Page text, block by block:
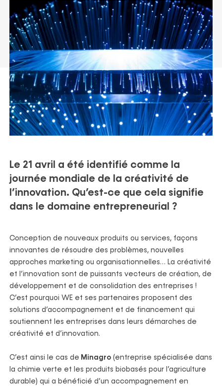
ESG
actualités
publications
Le 21 avril a été identifié comme la
journée mondiale de la créativité de
l’innovation. Qu’est-ce que cela signifie
dans le domaine entrepreneurial ?
Conception de nouveaux produits ou services, façons
innovantes de résoudre des problèmes, nouvelles
approches marketing ou organisationnelles… La créativité
et l’innovation sont de puissants vecteurs de création, de
développement et de consolidation des entreprises !
C’est pourquoi WE et ses partenaires proposent des
solutions d’accompagnement et de financement qui
soutiennent les entreprises dans leurs démarches de
créativité et d’innovation.
C’est ainsi le cas de Minagro(entreprise spécialisée dans
la chimie verte et les produits biobasés pour l’agriculture
durable) qui a bénéficié d’un accompagnement en